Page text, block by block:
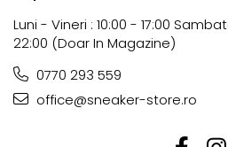
Luni - Vineri : 10:00 - 17:00
22:00 (doar In Magazine)
0770 293 559
office@sneaker-store.ro